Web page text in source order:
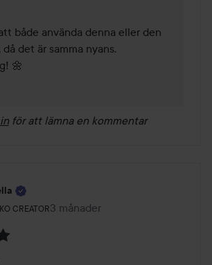
både använda denna eller den
det är samma nyans.
🌼
för att lämna en kommentar
CREATORroll: Lyko Creator.
3 månader
Inlägget skapades 3 månader